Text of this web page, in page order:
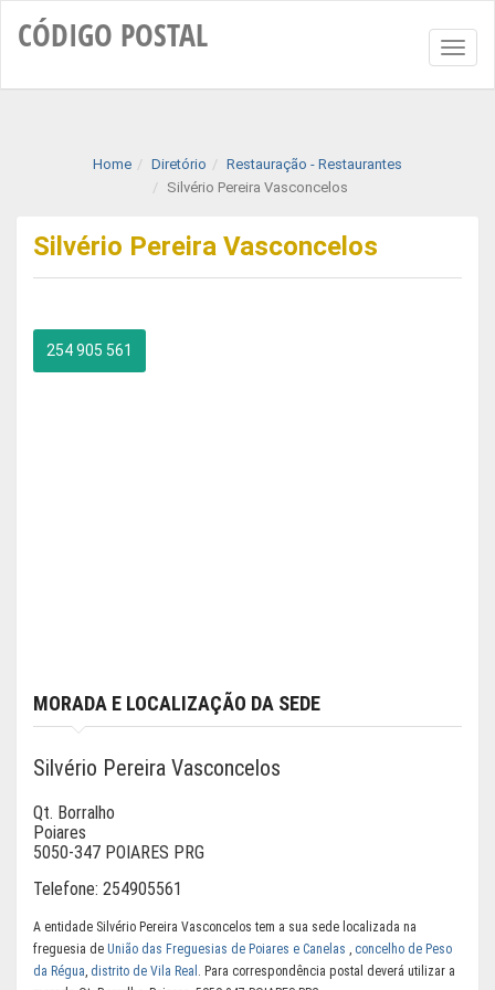
CÓDIGO POSTAL
Home Diretório
Restauração - Restaurantes
Silvério Pereira Vasconcelos
Silvério Pereira Vasconcelos
254 905 561
MORADA E LOCALIZAÇÃO DA SEDE
Silvério Pereira Vasconcelos
Qt. Borralho
Poiares
5050-347 POIARES PRG
Telefone: 254905561
A entidade Silvério Pereira Vasconcelos tem a sua sede localizada na
freguesia de União das Freguesias de Poiares e Canelas , concelho de Peso
da Régua, distrito de Vila Real . Para correspondência postal deverá utilizar a